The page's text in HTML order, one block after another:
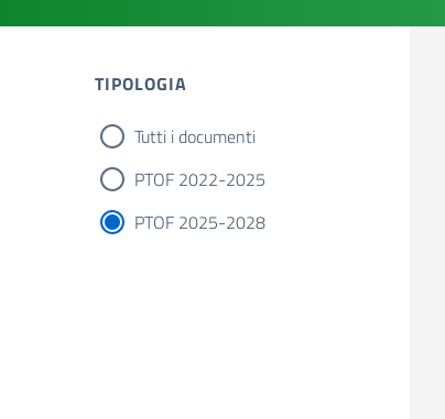
TIPOLOGIA
Tutti i documenti
PTOF 2022-2025
PTOF 2025-2028